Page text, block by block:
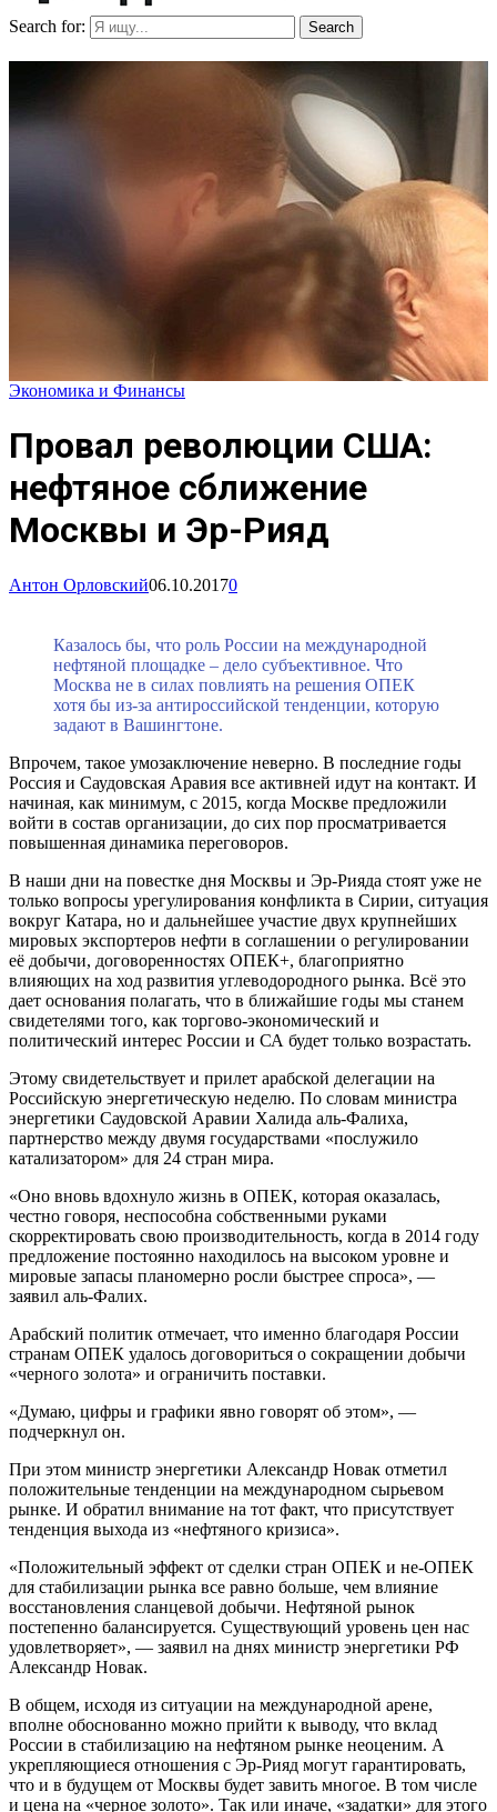
Search for: Search
Экономика и Финансы
Провал революции США:
нефтяное сближение
Москвы и Эр-Рияд
Антон Орловский06.10.20170
Казалось бы, что роль России на международной
нефтяной площадке – дело субъективное. Что
Москва не в силах повлиять на решения ОПЕК
хотя бы из-за антироссийской тенденции, которую
задают в Вашингтоне.
Впрочем, такое умозаключение неверно. В последние годы
Россия и Саудовская Аравия все активней идут на контакт. И
начиная, как минимум, с 2015, когда Москве предложили
войти в состав организации, до сих пор просматривается
повышенная динамика переговоров.
В наши дни на повестке дня Москвы и Эр-Рияда стоят уже не
только вопросы урегулирования конфликта в Сирии, ситуация
вокруг Катара, но и дальнейшее участие двух крупнейших
мировых экспортеров нефти в соглашении о регулировании
её добычи, договоренностях ОПЕК+, благоприятно
влияющих на ход развития углеводородного рынка. Всё это
дает основания полагать, что в ближайшие годы мы станем
свидетелями того, как торгово-экономический и
политический интерес России и СА будет только возрастать.
Этому свидетельствует и прилет арабской делегации на
Российскую энергетическую неделю. По словам министра
энергетики Саудовской Аравии Халида аль-Фалиха,
партнерство между двумя государствами «послужило
катализатором» для 24 стран мира.
«Оно вновь вдохнуло жизнь в ОПЕК, которая оказалась,
честно говоря, неспособна собственными руками
скорректировать свою производительность, когда в 2014 году
предложение постоянно находилось на высоком уровне и
мировые запасы планомерно росли быстрее спроса», —
заявил аль-Фалих.
Арабский политик отмечает, что именно благодаря России
странам ОПЕК удалось договориться о сокращении добычи
«черного золота» и ограничить поставки.
«Думаю, цифры и графики явно говорят об этом», —
подчеркнул он.
При этом министр энергетики Александр Новак отметил
положительные тенденции на международном сырьевом
рынке. И обратил внимание на тот факт, что присутствует
тенденция выхода из «нефтяного кризиса».
«Положительный эффект от сделки стран ОПЕК и не-ОПЕК
для стабилизации рынка все равно больше, чем влияние
восстановления сланцевой добычи. Нефтяной рынок
постепенно балансируется. Существующий уровень цен нас
удовлетворяет», — заявил на днях министр энергетики РФ
Александр Новак.
В общем, исходя из ситуации на международной арене,
вполне обоснованно можно прийти к выводу, что вклад
России в стабилизацию на нефтяном рынке неоценим. А
укрепляющиеся отношения с Эр-Рияд могут гарантировать,
что и в будущем от Москвы будет завить многое. В том числе
и цена на «черное золото». Так или иначе, «задатки» для этого